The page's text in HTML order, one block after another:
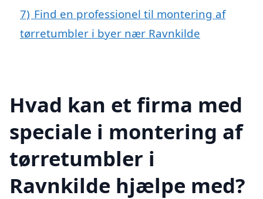
7) Find en professionel til montering af
tørretumbler i byer nær Ravnkilde
Hvad kan et firma med
speciale i montering af
tørretumbler i
Ravnkilde hjælpe med?